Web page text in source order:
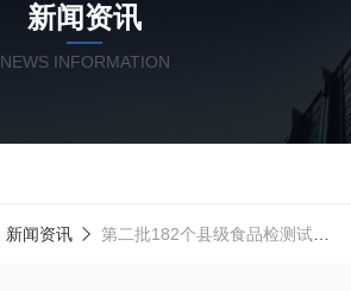
新闻资讯
NEWS INFORMATION
新闻资讯 第二批182个县级食品检测试点名单公布